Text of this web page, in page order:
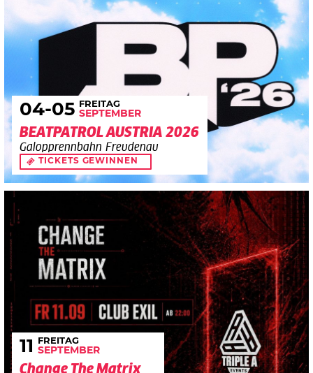
04-05 FREITAG
SEPTEMBER
BEATPATROL AUSTRIA 2026
Galopprennbahn Freudenau
TICKETS GEWINNEN
11 FREITAG
SEPTEMBER
Change The Matrix